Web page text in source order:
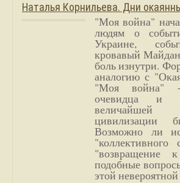
Наталья Корнильева. Дни
"Моя война"
людям о
Украине,
кровавый
боль изнутри.
аналогию с
"Моя война" -
очевидца и
величайшей
цивилизации
Возможно ли
"возвращение
подобные
этой